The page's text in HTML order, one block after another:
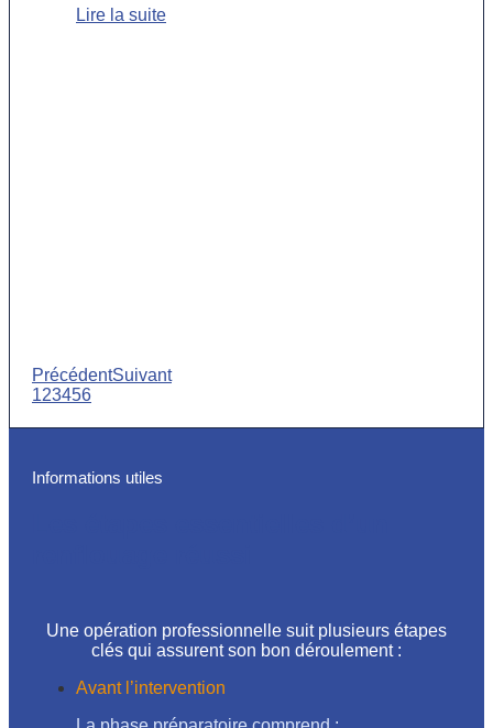
Lire la suite
PrécédentSuivant
123456
Informations utiles
Une opération professionnelle suit plusieurs étapes
clés qui assurent son bon déroulement :
Avant l’intervention